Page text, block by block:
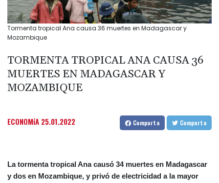
Tormenta tropical Ana causa 36 muertes en Madagascar y
Mozambique
TORMENTA TROPICAL ANA CAUSA 36
MUERTES EN MADAGASCAR Y
MOZAMBIQUE
ECONOMíA 25.01.2022 Comparta Comparta
La tormenta tropical Ana causó 34 muertes en Madagascar
y dos en Mozambique, y privó de electricidad a la mayor